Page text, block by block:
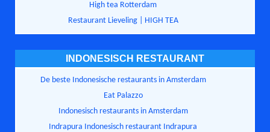
High tea Rotterdam
Restaurant Lieveling | HIGH TEA
INDONESISCH RESTAURANT
De beste Indonesische restaurants in Amsterdam
Eat Palazzo
Indonesisch restaurants in Amsterdam
Indrapura Indonesisch restaurant Indrapura